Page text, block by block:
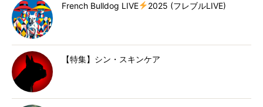
French Bulldog LIVE 2025 (フレブルLIVE)
【特集】シン・スキンケア